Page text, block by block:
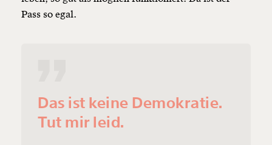
Pass so egal.
Das ist keine Demokratie.
Tut mir leid.